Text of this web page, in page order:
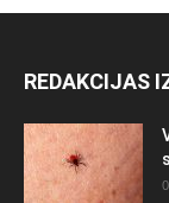
REDAKCIJAS